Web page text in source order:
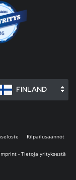
FINLAND
Kilpailusäännöt
Imprint - Tietoja yrityksestä